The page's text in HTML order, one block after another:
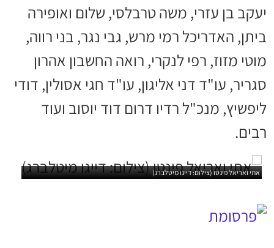
יעקב בן עזרי, משה טרבלסי, שלום ואופירה
ביתן, האדריכל רמי מרש, גבי נגר, בני רווה,
מוטי מזוז, רפי לנקרי, רואה החשבון אהרון
סגריר, עו"ד דני אליגון, עו"ד חגי אסולין, דודי
ליפשיץ, מנכ"ל רדיו דרום דוד יוסוב ועוד
רבים.
אתי ואריאל פינטו (צילום: דייגו מיטלברג)